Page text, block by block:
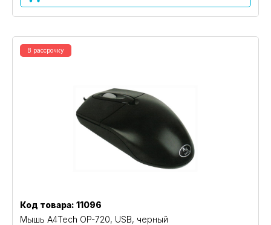
В рассрочку
Код товара: 11096
Мышь A4Tech OP-720, USB, черный